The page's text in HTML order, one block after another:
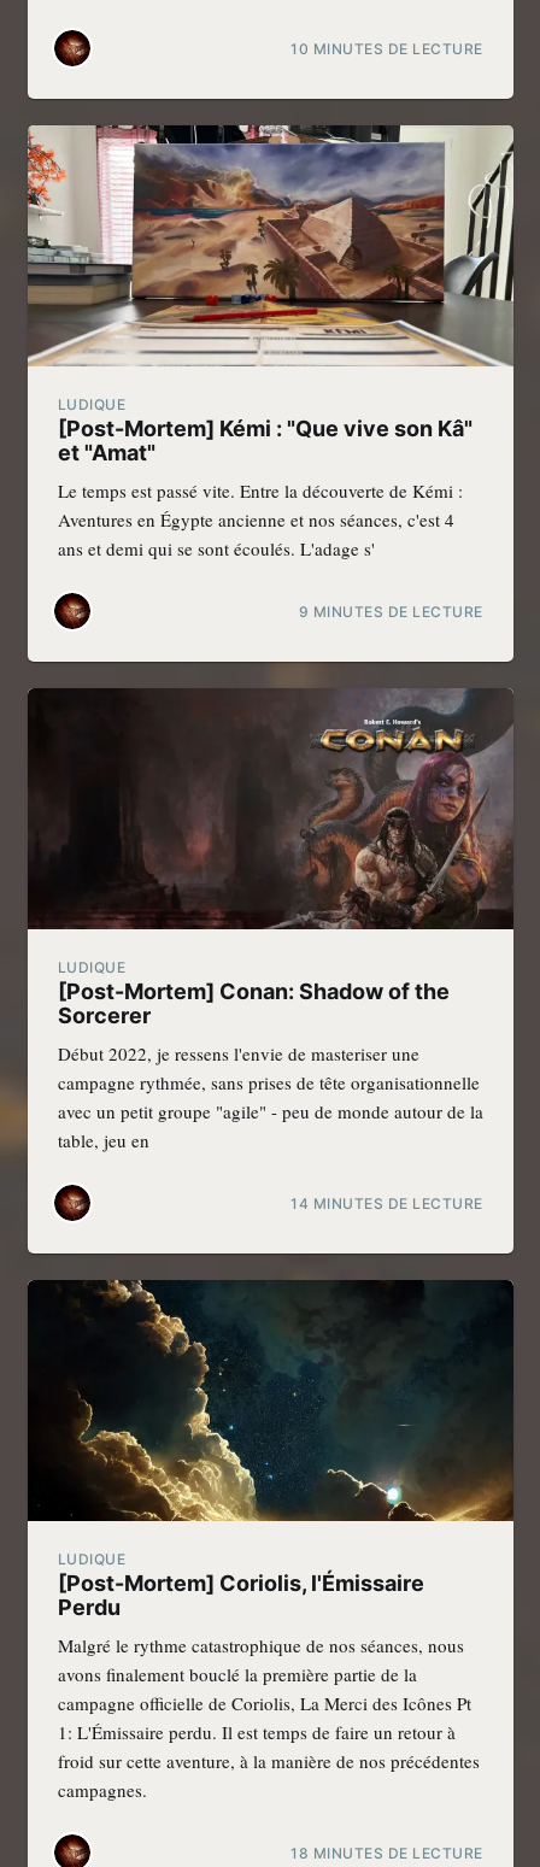
10 MINUTES DE LECTURE
LUDIQUE
[Post-Mortem] Kémi : "Que vive son Kâ"
et "Amat"
Le temps est passé vite. Entre la découverte de Kémi :
Aventures en Égypte ancienne et nos séances, c'est 4
ans et demi qui se sont écoulés. L'adage s'
9 MINUTES DE LECTURE
LUDIQUE
[Post-Mortem] Conan: Shadow of the
Sorcerer
Début 2022, je ressens l'envie de masteriser une
campagne rythmée, sans prises de tête organisationnelle
avec un petit groupe "agile" - peu de monde autour de la
table, jeu en
14 MINUTES DE LECTURE
LUDIQUE
[Post-Mortem] Coriolis, l'Émissaire
Perdu
Malgré le rythme catastrophique de nos séances, nous
avons finalement bouclé la première partie de la
campagne officielle de Coriolis, La Merci des Icônes Pt
1: L'Émissaire perdu. Il est temps de faire un retour à
froid sur cette aventure, à la manière de nos précédentes
campagnes.
18 MINUTES DE LECTURE